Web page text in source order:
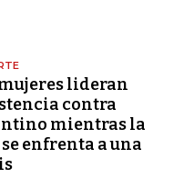
lideran
contra
mientras la
enfrenta a una